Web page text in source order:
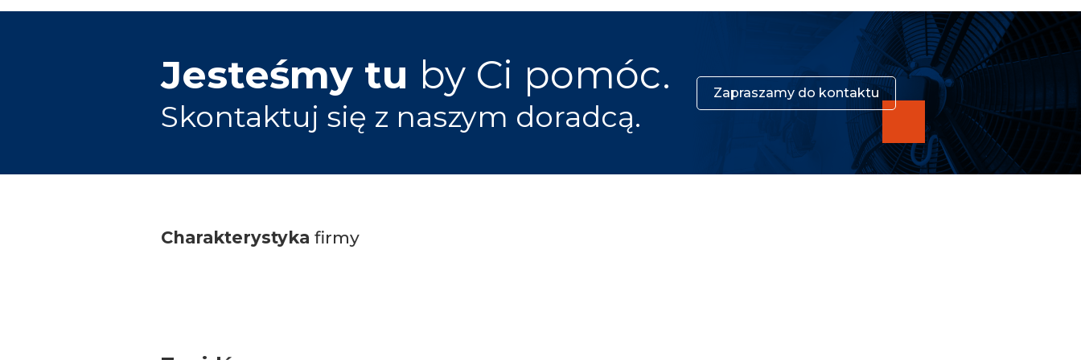
Jesteśmy tu by Ci pomóc.
Skontaktuj się z naszym doradcą.
Zapraszamy do kontaktu
Charakterystyka firmy